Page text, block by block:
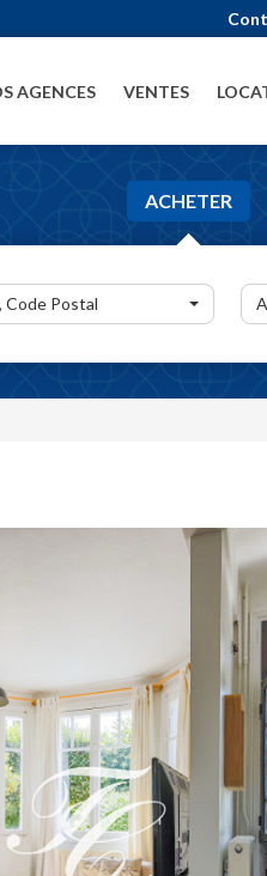
AGENCES VENTES
ACHETER
Code Postal